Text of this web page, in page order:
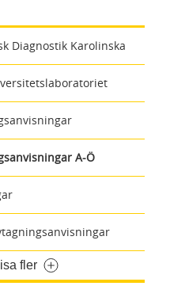
Diagnostik Karolinska
A-Ö
fler